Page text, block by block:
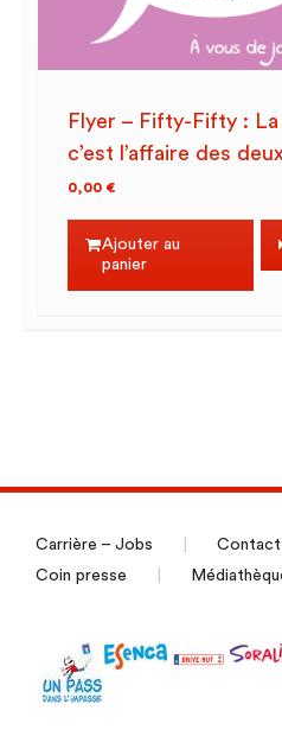
Flyer – Fifty-Fifty :
c’est l’affaire des
0,00 €
Ajouter au
panier
Carrière – Jobs
Contact
Coin presse